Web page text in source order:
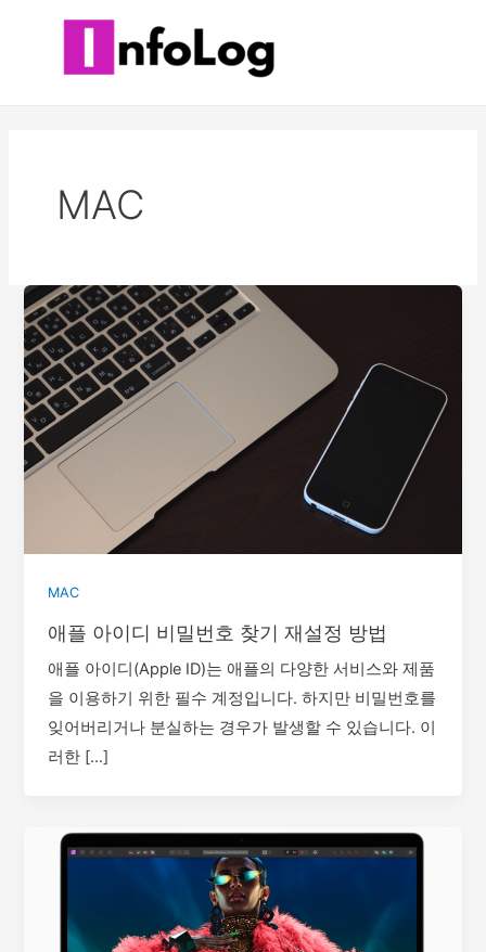
MAC
MAC
애플 아이디 비밀번호 찾기 재설정 방법
애플 아이디(Apple ID)는 애플의 다양한 서비스와 제품
을 이용하기 위한 필수 계정입니다. 하지만 비밀번호를
잊어버리거나 분실하는 경우가 발생할 수 있습니다. 이
러한 […]